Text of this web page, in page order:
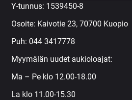
Y-tunnus: 1539450-8
Osoite: Kaivotie 23, 70700 Kuopio
Puh: 044 3417778
Myymälän uudet aukioloajat:
Ma – Pe klo 12.00-18.00
La klo 11.00-15.30